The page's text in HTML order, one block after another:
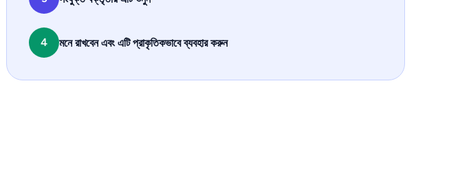
4 মনে রাখবেন এবং এটি প্রাকৃতিকভাবে ব্যবহার করুন